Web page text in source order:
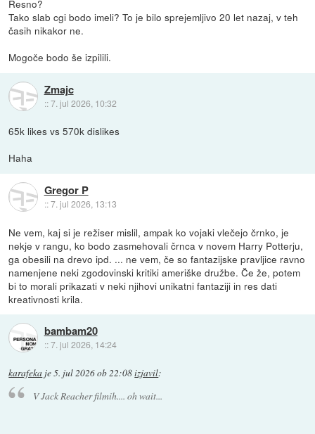
Resno?
Tako slab cgi bodo imeli? To je bilo sprejemljivo 20 let nazaj, v teh
časih nikakor ne.
Mogoče bodo še izpilili.
Zmajc
::7. jul 2026, 10:32
65k likes vs 570k dislikes
Haha
Gregor P
::7. jul 2026, 13:13
Ne vem, kaj si je režiser mislil, ampak ko vojaki vlečejo črnko, je
nekje v rangu, ko bodo zasmehovali črnca v novem Harry Potterju,
ga obesili na drevo ipd. ... ne vem, če so fantazijske pravljice ravno
namenjene neki zgodovinski kritiki ameriške družbe. Če že, potem
bi to morali prikazati v neki njihovi unikatni fantaziji in res dati
kreativnosti krila.
bambam20
::7. jul 2026, 14:24
karafeka je5. jul 2026 ob 22:08izjavil:
V Jack Reacher filmih.... oh wait...